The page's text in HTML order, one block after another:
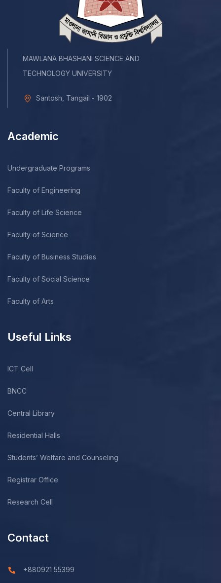
MAWLANA BHASHANI SCIENCE AND
TECHNOLOGY UNIVERSITY
Santosh, Tangail - 1902
Academic
Undergraduate Programs
Faculty of Engineering
Faculty of Life Science
Faculty of Science
Faculty of Business Studies
Faculty of Social Science
Faculty of Arts
Useful Links
ICT Cell
BNCC
Central Library
Residential Halls
Students’ Welfare and Counseling
Registrar Office
Research Cell
Contact
+880921 55399